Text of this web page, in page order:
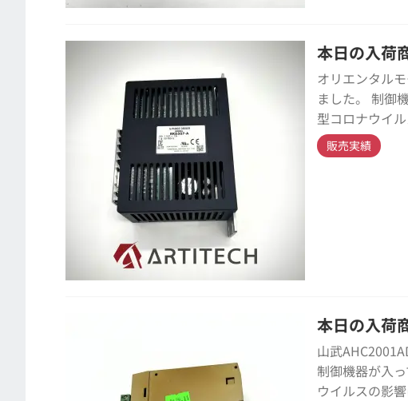
本日の入
オリエンタル
ました。 制御
型コロナウイ
販売実績
本日の入
山武
制御機器が入
ウイルスの影